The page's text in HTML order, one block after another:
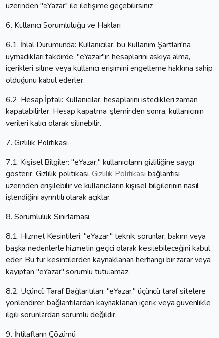
üzerinden "eYazar" ile iletişime geçebilirsiniz.
6. Kullanıcı Sorumluluğu ve Hakları
6.1. İhlal Durumunda: Kullanıcılar, bu Kullanım Şartları'na
uymadıkları takdirde, "eYazar"ın hesaplarını askıya alma,
içerikleri silme veya kullanıcı erişimini engelleme hakkına sahip
olduğunu kabul ederler.
6.2. Hesap İptali: Kullanıcılar, hesaplarını istedikleri zaman
kapatabilirler. Hesap kapatma işleminden sonra, kullanıcının
verileri kalıcı olarak silinebilir.
7. Gizlilik Politikası
7.1. Kişisel Bilgiler: "eYazar," kullanıcıların gizliliğine saygı
gösterir. Gizlilik politikası, Gizlilik Politikası bağlantısı
üzerinden erişilebilir ve kullanıcıların kişisel bilgilerinin nasıl
işlendiğini ayrıntılı olarak açıklar.
8. Sorumluluk Sınırlaması
8.1. Hizmet Kesintileri: "eYazar," teknik sorunlar, bakım veya
başka nedenlerle hizmetin geçici olarak kesilebileceğini kabul
eder. Bu tür kesintilerden kaynaklanan herhangi bir zarar veya
kayıptan "eYazar" sorumlu tutulamaz.
8.2. Üçüncü Taraf Bağlantıları: "eYazar," üçüncü taraf sitelere
yönlendiren bağlantılardan kaynaklanan içerik veya güvenlikle
ilgili sorunlardan sorumlu değildir.
9. İhtilafların Çözümü